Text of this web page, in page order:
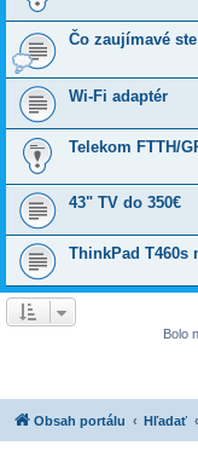
Čo zaujímavé
Wi-Fi adaptér
Telekom FTTH/
43" TV do 350€
ThinkPad T460s
Bolo
Obsah portálu Hľadať